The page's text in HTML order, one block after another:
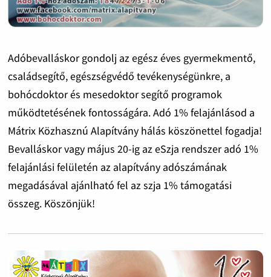
Adóbevalláskor gondolj az egész éves gyermekmentő,
családsegítő, egészségvédő tevékenységünkre, a
bohócdoktor és mesedoktor segítő programok
működtetésének fontosságára. Adó 1% felajánlásod a
Mátrix Közhasznú Alapítvány hálás köszönettel fogadja!
Bevalláskor vagy május 20-ig az eSzja rendszer adó 1%
felajánlási felületén az alapítvány adószámának
megadásával ajánlható fel az szja 1% támogatási
összeg. Köszönjük!